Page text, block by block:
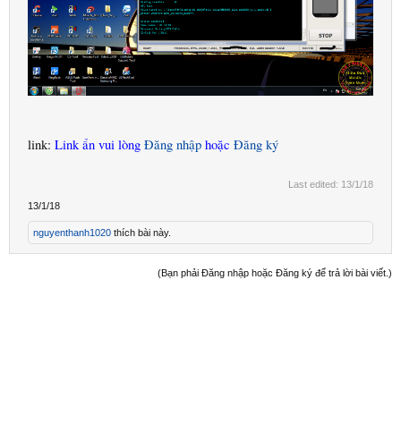
link: Link ẩn vui lòng Đăng nhập hoặc Đăng ký
Last edited: 13/1/18
13/1/18
nguyenthanh1020 thích bài này.
(Bạn phải Đăng nhập hoặc Đăng ký để trả lời bài viết.)